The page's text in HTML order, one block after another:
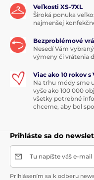
Veľkosti XS-7XL
Široká ponuka
najmenšej
Bezproblémové
Nesedí Vám
výmeny či vrátenia
Viac ako 10 rokov s
Na trhu módy sme
vyše ako 100 000
všetky potrebné
chceme, aby bol
Prihláste sa do
Tu napíšte váš e-mail
Prihlásením sa k odberu